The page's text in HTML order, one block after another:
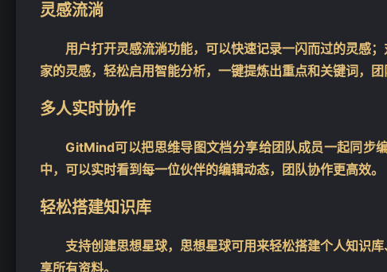
灵感流淌
用户打开灵感流淌功能，可以快速记录一闪而过的灵感
家的灵感，轻松启用智能分析，一键提炼出重点和关键词，团
多人实时协作
GitMind可以把思维导图文档分享给团队成员一起同步
中，可以实时看到每一位伙伴的编辑动态，团队协作更高效。
轻松搭建知识库
支持创建思想星球，思想星球可用来轻松搭建个人知识
享所有资料。